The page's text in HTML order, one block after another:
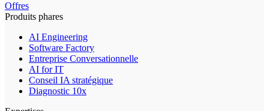
Offres
Produits phares
AI Engineering
Software Factory
Entreprise Conversationnelle
AI for IT
Conseil IA stratégique
Diagnostic 10x